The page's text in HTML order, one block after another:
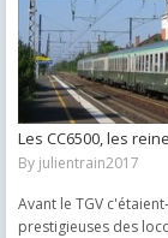
Les CC6500, les
By julientrain2017
Avant le TGV
prestigieuses des